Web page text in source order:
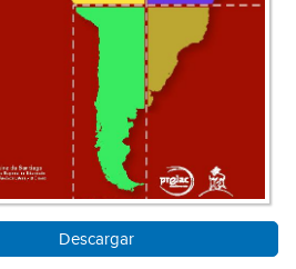
Descargar